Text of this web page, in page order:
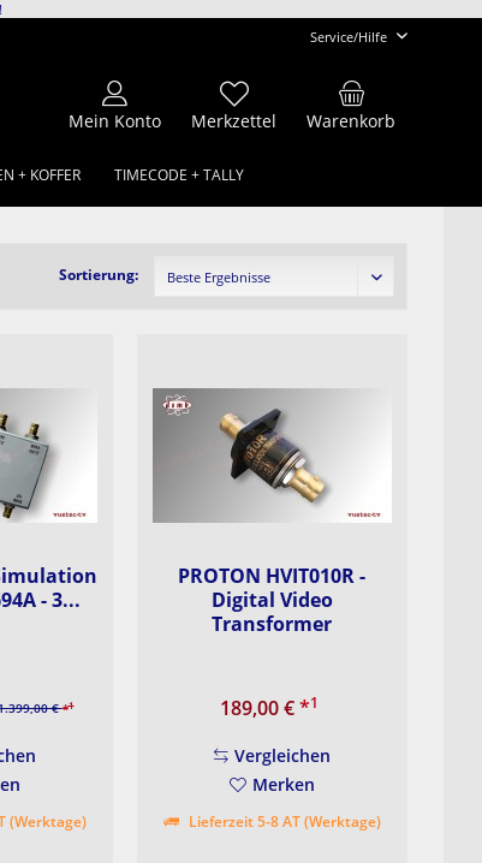
Service/Hilfe
Warenkorb
Merkzettel
Mein Konto
+ KOFFER TIMECODE + TALLY
Sortierung:
- 3...
€*1
(Werktage)
PROTON HVIT010R -
Digital Video
Transformer
189,00 €*1
Vergleichen
Merken
Lieferzeit 5-8 AT (Werktage)